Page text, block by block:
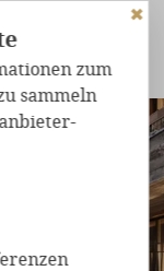
DER
✖
zum
sammeln